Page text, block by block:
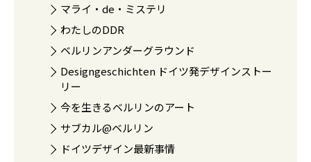
マライ・de・ミステリ
わたしのDDR
ベルリンアンダーグラウンド
Designgeschichten ドイツ発デザインストー
リー
今を生きるベルリンのアート
サブカル@ベルリン
ドイツデザイン最新事情